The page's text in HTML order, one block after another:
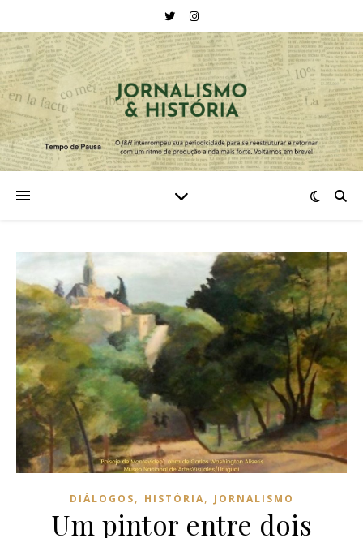
DIÁLOGOS, HISTÓRIA, JORNALISMO
Um pintor entre dois